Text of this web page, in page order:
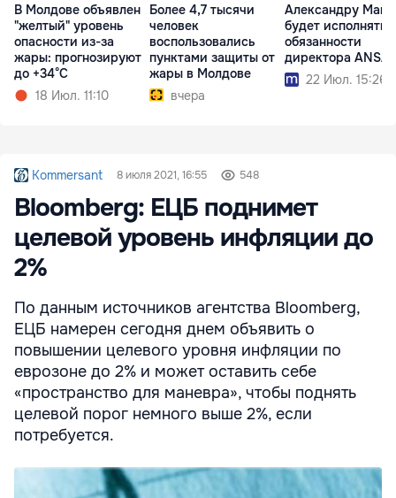
В Молдове объявлен
"желтый" уровень
опасности из-за
жары: прогнозируют
до +34°C
18 Июл. 11:10
Более 4,7 тысячи
человек
воспользовались
пунктами защиты от
жары в Молдове
вчера
Александру
будет исполнять
обязанности
директора ANSA
22 Июл. 15:26
Kommersant 8 июля 2021, 16:55 548
Bloomberg: ЕЦБ поднимет
целевой уровень инфляции до
2%
По данным источников агентства Bloomberg,
ЕЦБ намерен сегодня днем объявить о
повышении целевого уровня инфляции по
еврозоне до 2% и может оставить себе
«пространство для маневра», чтобы поднять
целевой порог немного выше 2%, если
потребуется.